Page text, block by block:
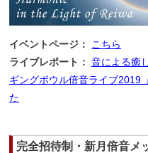
イベントページ：
こちら
ライブレポート： 音による癒
ギングボウル倍音ライブ2019
た
完全招待制・新月倍音メ